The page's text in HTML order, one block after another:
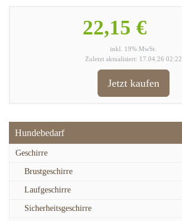
22,15 €
inkl. 19% MwSt.
Zuletzt aktualisiert: 17.04.26 02:22
Jetzt kaufen
Hundebedarf
Geschirre
Brustgeschirre
Laufgeschirre
Sicherheitsgeschirre